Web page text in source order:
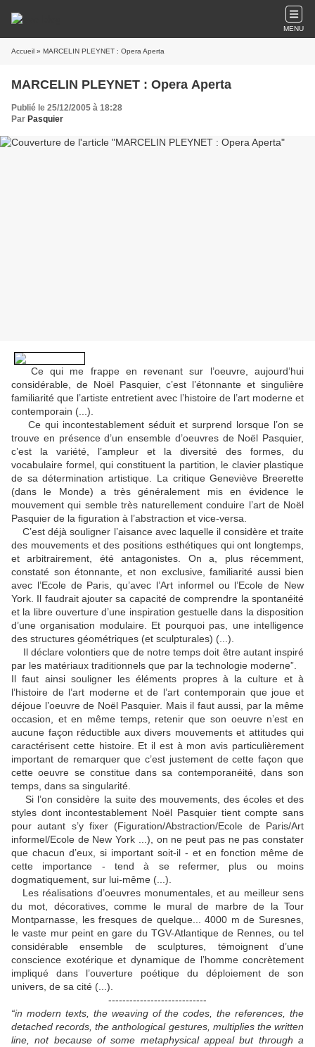
MENU
Accueil » MARCELIN PLEYNET : Opera Aperta
MARCELIN PLEYNET : Opera Aperta
Publié le 25/12/2005 à 18:28
Par Pasquier
Ce qui me frappe en revenant sur l’oeuvre, aujourd’hui
considérable, de Noël Pasquier, c’est l’étonnante et singulière
familiarité que l’artiste entretient avec l’histoire de l’art moderne et
contemporain (...).
Ce qui incontestablement séduit et surprend lorsque l’on se
trouve en présence d’un ensemble d’oeuvres de Noël Pasquier,
c’est la variété, l’ampleur et la diversité des formes, du
vocabulaire formel, qui constituent la partition, le clavier plastique
de sa détermination artistique. La critique Geneviève Breerette
(dans le Monde) a très généralement mis en évidence le
mouvement qui semble très naturellement conduire l’art de Noël
Pasquier de la figuration à l’abstraction et vice-versa.
C’est déjà souligner l’aisance avec laquelle il considère et traite
des mouvements et des positions esthétiques qui ont longtemps,
et arbitrairement, été antagonistes. On a, plus récemment,
constaté son étonnante, et non exclusive, familiarité aussi bien
avec l’Ecole de Paris, qu’avec l’Art informel ou l’Ecole de New
York. Il faudrait ajouter sa capacité de comprendre la spontanéité
et la libre ouverture d’une inspiration gestuelle dans la disposition
d’une organisation modulaire. Et pourquoi pas, une intelligence
des structures géométriques (et sculpturales) (...).
Il déclare volontiers que de notre temps doit être autant inspiré
par les matériaux traditionnels que par la technologie moderne”.
Il faut ainsi souligner les éléments propres à la culture et à
l’histoire de l’art moderne et de l’art contemporain que joue et
déjoue l’oeuvre de Noël Pasquier. Mais il faut aussi, par la même
occasion, et en même temps, retenir que son oeuvre n’est en
aucune façon réductible aux divers mouvements et attitudes qui
caractérisent cette histoire. Et il est à mon avis particulièrement
important de remarquer que c’est justement de cette façon que
cette oeuvre se constitue dans sa contemporanéité, dans son
temps, dans sa singularité.
Si l’on considère la suite des mouvements, des écoles et des
styles dont incontestablement Noël Pasquier tient compte sans
pour autant s’y fixer (Figuration/Abstraction/Ecole de Paris/Art
informel/Ecole de New York ...), on ne peut pas ne pas constater
que chacun d’eux, si important soit-il - et en fonction même de
cette importance - tend à se refermer, plus ou moins
dogmatiquement, sur lui-même (...).
Les réalisations d’oeuvres monumentales, et au meilleur sens
du mot, décoratives, comme le mural de marbre de la Tour
Montparnasse, les fresques de quelque... 4000 m de Suresnes,
le vaste mur peint en gare du TGV-Atlantique de Rennes, ou tel
considérable ensemble de sculptures, témoignent d’une
conscience exotérique et dynamique de l’homme concrètement
impliqué dans l’ouverture poétique du déploiement de son
univers, de sa cité (...).
----------------------------
“in modern texts, the weaving of the codes, the references, the
detached records, the anthological gestures, multiplies the written
line, not because of some metaphysical appeal but through a